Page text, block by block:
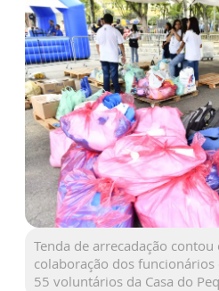
Tenda de arrecadação
colaboração dos funcionários
55 voluntários da Casa do